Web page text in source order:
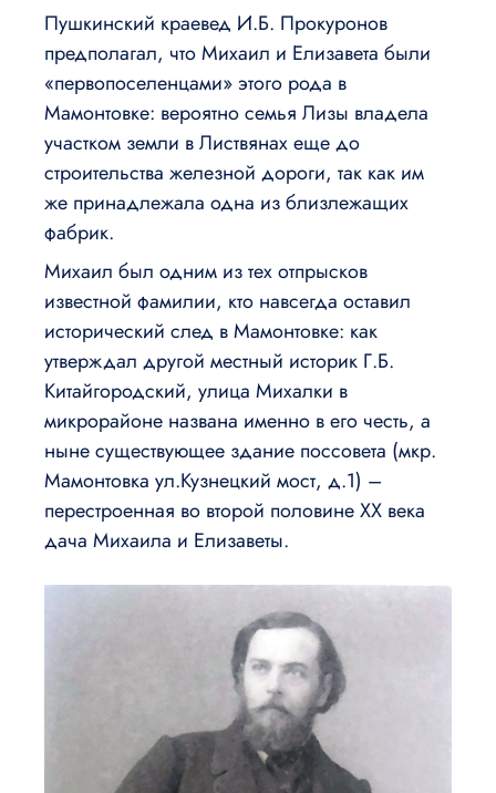
Пушкинский краевед И.Б. Прокуронов
предполагал, что Михаил и Елизавета были
«первопоселенцами» этого рода в
Мамонтовке: вероятно семья Лизы владела
участком земли в Листвянах еще до
строительства железной дороги, так как им
же принадлежала одна из близлежащих
фабрик.
Михаил был одним из тех отпрысков
известной фамилии, кто навсегда оставил
исторический след в Мамонтовке: как
утверждал другой местный историк Г.Б.
Китайгородский, улица Михалки в
микрорайоне названа именно в его честь, а
ныне существующее здание поссовета (мкр.
Мамонтовка ул.Кузнецкий мост, д.1) –
перестроенная во второй половине ХХ века
дача Михаила и Елизаветы.